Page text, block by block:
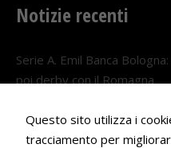
Notizie recenti
Serie A. Emil Banca
poi derby con il Romagna
Serie A. Il Bologna nel
Questo sito utilizza i
tracciamento per